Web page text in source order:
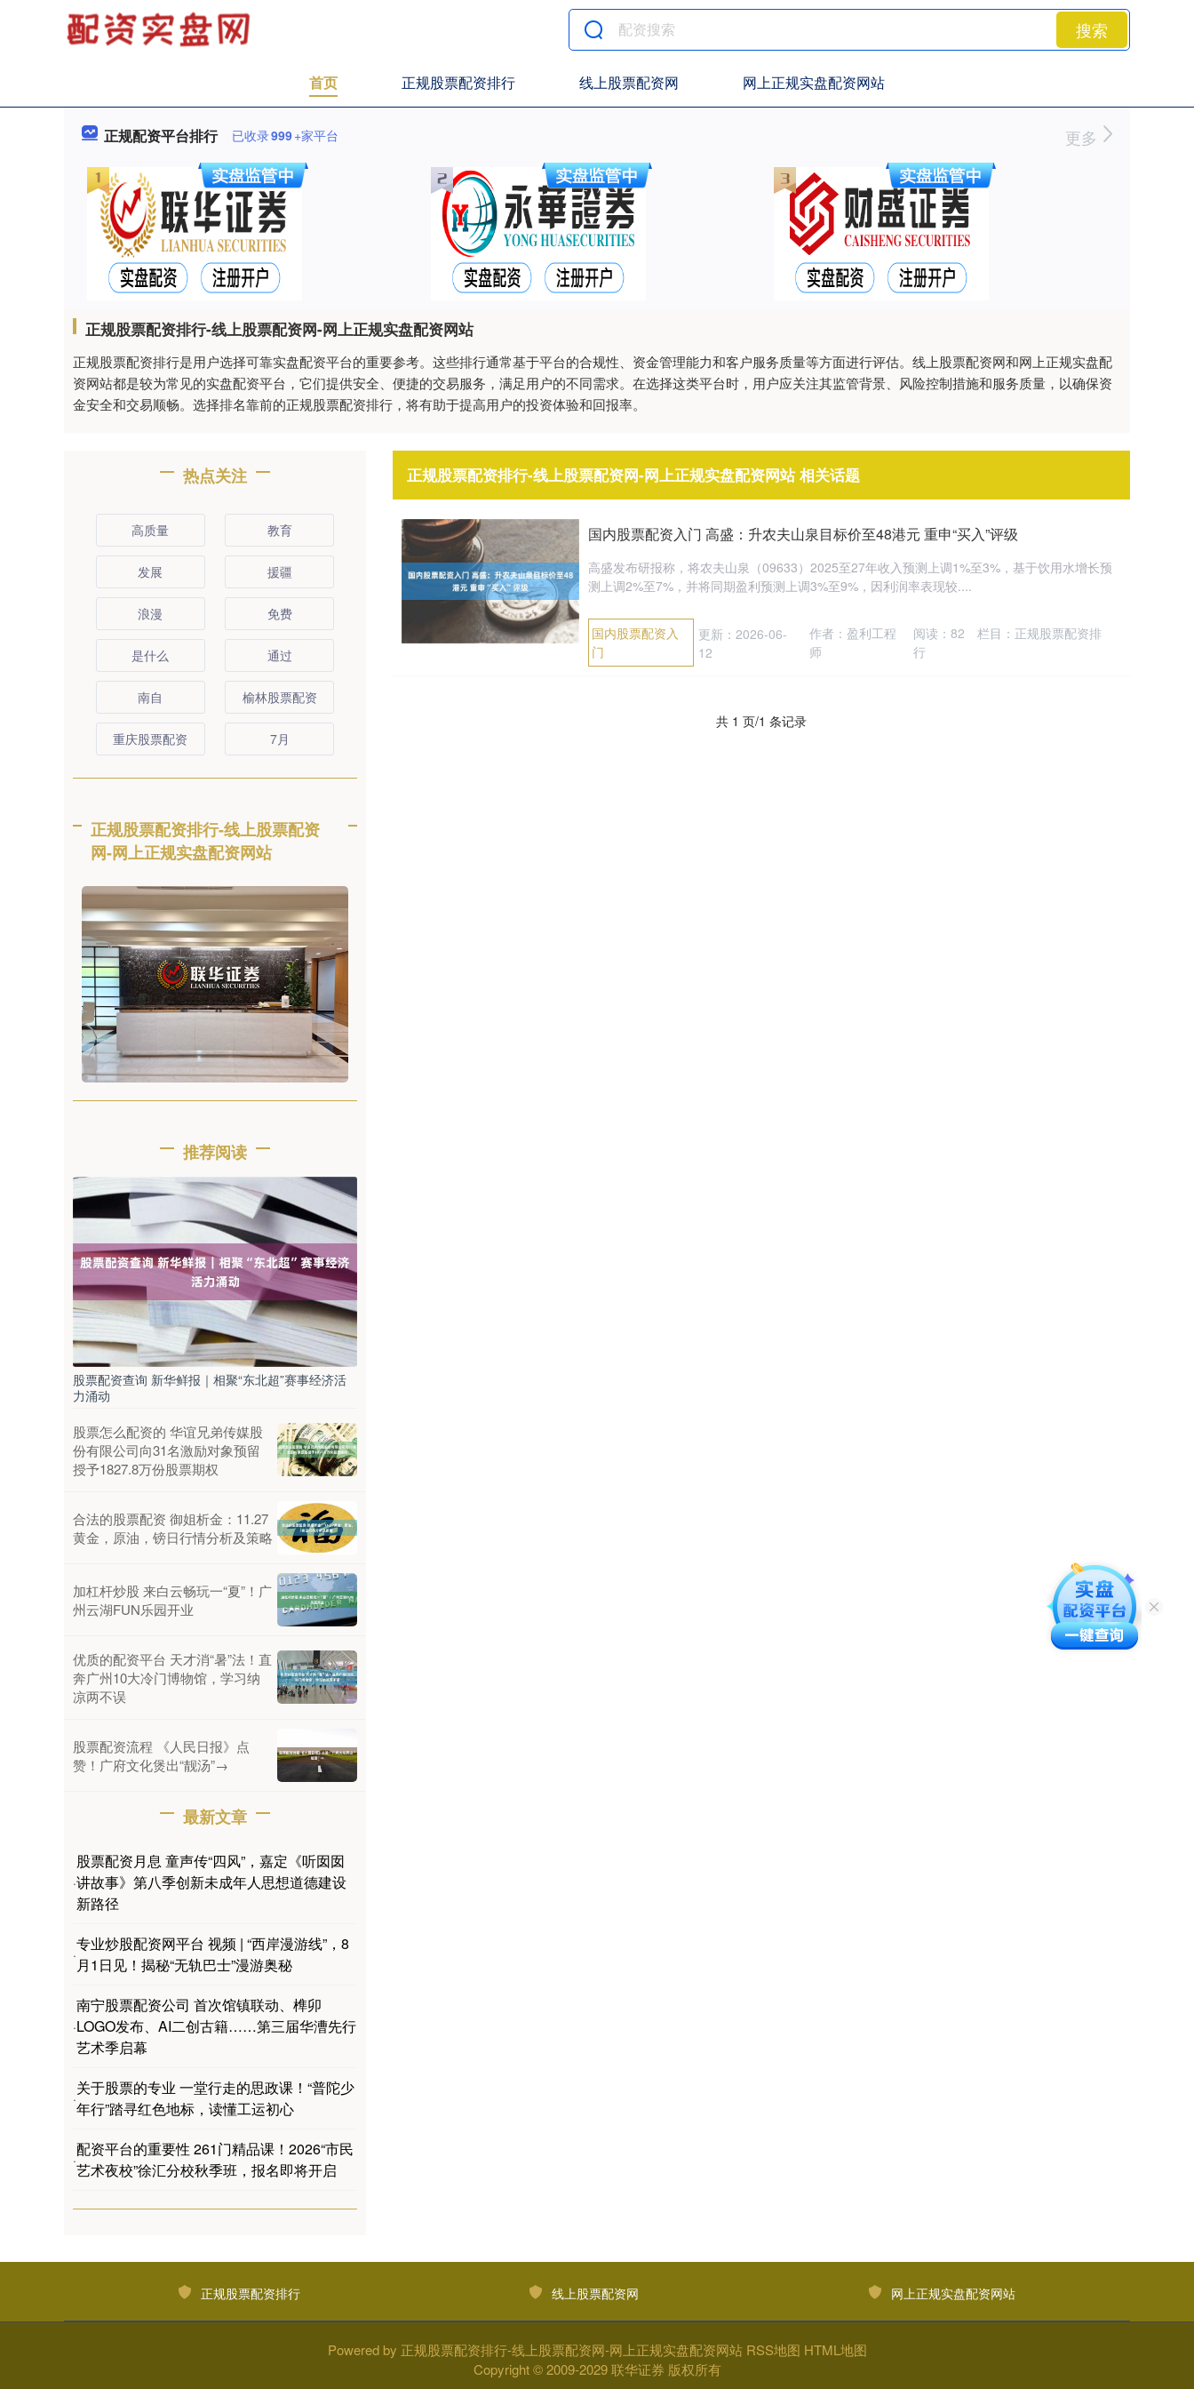
搜索
首页 正规股票配资排行 线上股票配资网 网上正规实盘配资网站
正规配资平台排行 已收录999+家平台 更多
正规股票配资排行-线上股票配资网-网上正规实盘配资网站
正规股票配资排行是用户选择可靠实盘配资平台的重要参考。这些排行通常基于平台的合规性、资金管理能力和客户服务质量等方面进行评估。线上股票配资网和网上正规实盘配
资网站都是较为常见的实盘配资平台，它们提供安全、便捷的交易服务，满足用户的不同需求。在选择这类平台时，用户应关注其监管背景、风险控制措施和服务质量，以确保资
金安全和交易顺畅。选择排名靠前的正规股票配资排行，将有助于提高用户的投资体验和回报率。
正规股票配资排行-线上股票配资网-网上正规实盘配资网站 相关话题
国内股票配资入门 高盛：升农夫山泉目标价至48港元 重申“买入”评级
高盛发布研报称，将农夫山泉（09633）2025至27年收入预测上调1%至3%，基于饮用水增长预
测上调2%至7%，并将同期盈利预测上调3%至9%，因利润率表现较....
国内股票配资入
门
更新：2026-06-
12
作者：盈利工程
师
阅读： 82 栏目： 正规股票配资排
行
共 1 页/1 条记录
热点关注
高质量 教育
发展 援疆
浪漫 免费
是什么 通过
南自 榆林股票配资
重庆股票配资 7月
正规股票配资排行-线上股票配资
网-网上正规实盘配资网站
推荐阅读
股票配资查询 新华鲜报｜相聚“东北超”赛事经济活
力涌动
股票怎么配资的 华谊兄弟传媒股
份有限公司向31名激励对象预留
授予1827.8万份股票期权
合法的股票配资 御姐析金：11.27
黄金，原油，镑日行情分析及策略
加杠杆炒股 来白云畅玩一“夏”！广
州云湖FUN乐园开业
优质的配资平台 天才消“暑”法！直
奔广州10大冷门博物馆，学习纳
凉两不误
股票配资流程 《人民日报》点
赞！广府文化煲出“靓汤”→
最新文章
·
股票配资月息 童声传“四风”，嘉定《听囡囡
讲故事》第八季创新未成年人思想道德建设
新路径
·
专业炒股配资网平台 视频 | “西岸漫游线”，8
月1日见！揭秘“无轨巴士”漫游奥秘
·
南宁股票配资公司 首次馆镇联动、榫卯
LOGO发布、AI二创古籍……第三届华漕先行
艺术季启幕
·
关于股票的专业 一堂行走的思政课！“普陀少
年行”踏寻红色地标，读懂工运初心
·
配资平台的重要性 261门精品课！2026“市民
艺术夜校”徐汇分校秋季班，报名即将开启
正规股票配资排行 线上股票配资网 网上正规实盘配资网站
Powered by 正规股票配资排行-线上股票配资网-网上正规实盘配资网站 RSS地图 HTML地图
Copyright© 2009-2029联华证券 版权所有